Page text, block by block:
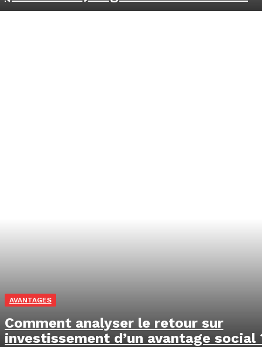
AVANTAGES
Comment analyser le retour sur
investissement d’un avantage social